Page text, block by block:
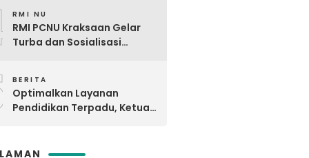
RMI NU
RMI PCNU Kraksaan Gelar
Turba dan Sosialisasi
BERITA
Optimalkan Layanan
Pendidikan Terpadu, Ketua